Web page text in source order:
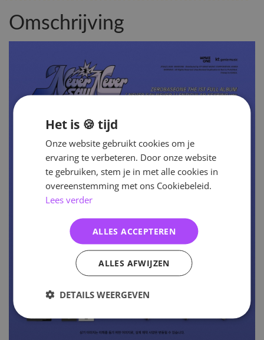
Omschrijving
Het is 🍪 tijd
Onze website gebruikt cookies om je
ervaring te verbeteren. Door onze website
te gebruiken, stem je in met alle cookies in
overeenstemming met ons Cookiebeleid.
Lees verder
ALLES ACCEPTEREN
ALLES AFWIJZEN
DETAILS WEERGEVEN